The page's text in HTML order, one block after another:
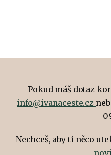
Pokud máš dotaz
info@ivanaceste.cz
Nechceš, aby ti něco